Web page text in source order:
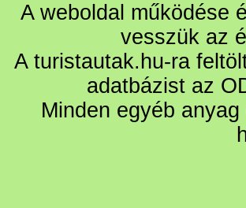
A weboldal működése
vesszük az
A turistautak.hu-ra
adatbázist az
Minden egyéb